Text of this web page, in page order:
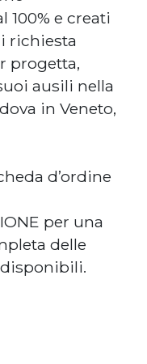
100% e creati
richiesta
progetta,
ausili nella
in Veneto,
d’ordine
per una
delle